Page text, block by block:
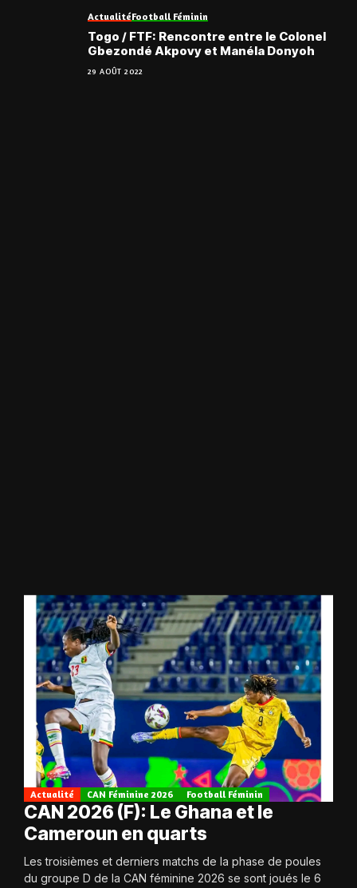
ActualitéFootball Féminin
Togo / FTF: Rencontre entre le Colonel
Gbezondé Akpovy et Manéla Donyoh
29 AOÛT 2022
Actualité CAN Féminine 2026 Football Féminin
CAN 2026 (F): Le Ghana et le
Cameroun en quarts
Les troisièmes et derniers matchs de la phase de poules
du groupe D de la CAN féminine 2026 se sont joués le 6